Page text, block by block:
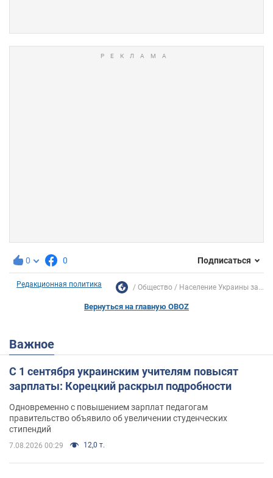
0 0 Подписаться
Редакционная политика Общество Население Украины за...
Вернуться на главную OBOZ
Важное
С 1 сентября украинским учителям повысят
зарплаты: Корецкий раскрыл подробности
Одновременно с повышением зарплат педагогам
правительство объявило об увеличении студенческих
стипендий
7.08.2026 00:29 12,0 т.